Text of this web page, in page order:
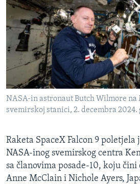
NASA-in astronaut Butch Wilmore na
svemirskoj stanici, 2. decembra 2024.
Raketa SpaceX Falcon 9 poletjela
NASA-inog svemirskog centra
sa članovima posade-10, koju čini
Anne McClain i Nichole Ayers,